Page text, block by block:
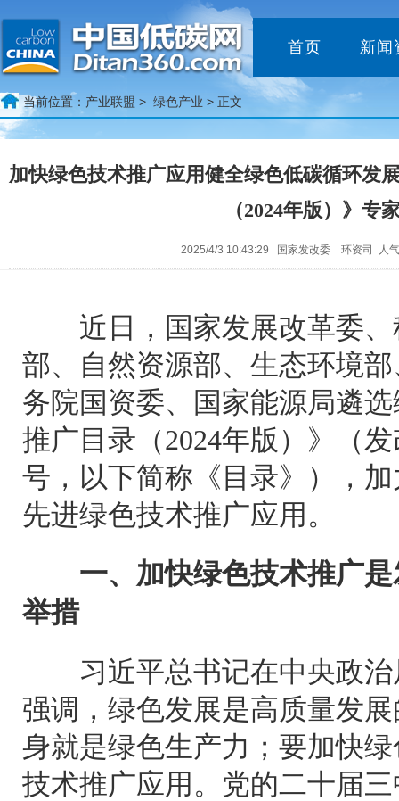
首页 新闻
当前位置： 产业联盟 > 绿色产业 > 正文
加快绿色技术推广应用健全绿色低碳循环
（2024年版）》专
2025/4/3 10:43:29 国家发改委 环资司 人
近日，国家发展改革委、
部、自然资源部、生态环境
务院国资委、国家能源局遴
推广目录（2024年版）》（
号，以下简称《目录》），
先进绿色技术推广应用。
一、加快绿色技术推广
举措
习近平总书记在中央政治
强调，绿色发展是高质量发
身就是绿色生产力；要加快
技术推广应用。党的二十届